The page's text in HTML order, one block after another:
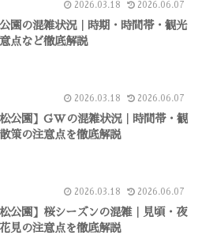
2026.03.18 2026.06.07
園の混雑状況｜時期・時間帯・観光
点など徹底解説
2026.03.18 2026.06.07
松公園】GWの混雑状況｜時間帯・観
策の注意点を徹底解説
2026.03.18 2026.06.07
松公園】桜シーズンの混雑｜見頃・夜
見の注意点を徹底解説